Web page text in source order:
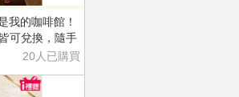
我的咖啡館！
可兌換，隨手
咖啡的濃烈變
20人已購買